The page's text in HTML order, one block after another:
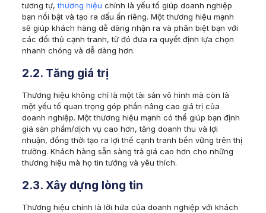
tương tự,thương hiệu chính là yếu tố giúp doanh nghiệp
bạn nổi bật và tạo ra dấu ấn riêng. Một thương hiệu mạnh
sẽ giúp khách hàng dễ dàng nhận ra và phân biệt bạn với
các đối thủ cạnh tranh, từ đó đưa ra quyết định lựa chọn
nhanh chóng và dễ dàng hơn.
2.2. Tăng giá trị
Thương hiệu không chỉ là một tài sản vô hình mà còn là
một yếu tố quan trọng góp phần nâng cao giá trị của
doanh nghiệp. Một thương hiệu mạnh có thể giúp bạn định
giá sản phẩm/dịch vụ cao hơn, tăng doanh thu và lợi
nhuận, đồng thời tạo ra lợi thế cạnh tranh bền vững trên thị
trường. Khách hàng sẵn sàng trả giá cao hơn cho những
thương hiệu mà họ tin tưởng và yêu thích.
2.3. Xây dựng lòng tin
Thương hiệu chính là lời hứa của doanh nghiệp với khách